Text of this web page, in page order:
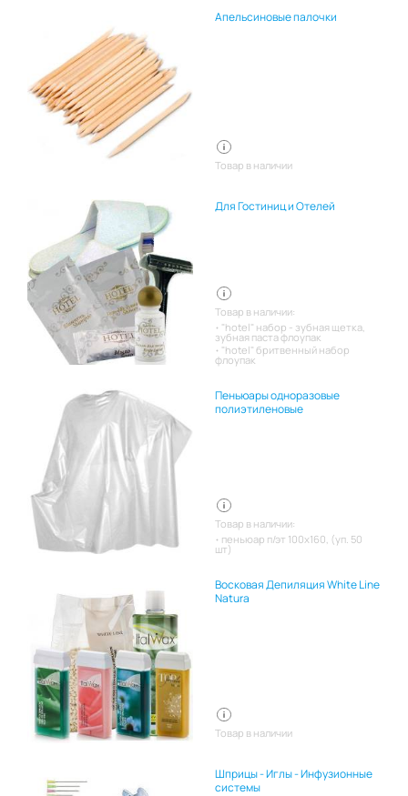
Апельсиновые палочки
Товар в наличии
Для Гостиниц и Отелей
Товар в наличии:
"hotel" набор - зубная щетка,
зубная паста флоупак
"hotel" бритвенный набор
флоупак
Пеньюары одноразовые
полиэтиленовые
Товар в наличии:
пеньюар п/эт 100х160, (уп. 50
шт)
Восковая Депиляция White Line
Natura
Товар в наличии
Шприцы - Иглы - Инфузионные
системы